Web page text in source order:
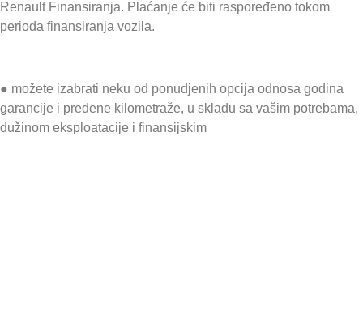
Renault Finansiranja. Plaćanje će biti raspoređeno tokom
perioda finansiranja vozila.
● možete izabrati neku od ponudjenih opcija odnosa godina
garancije i pređene kilometraže, u skladu sa vašim potrebama,
dužinom eksploatacije i finansijskim